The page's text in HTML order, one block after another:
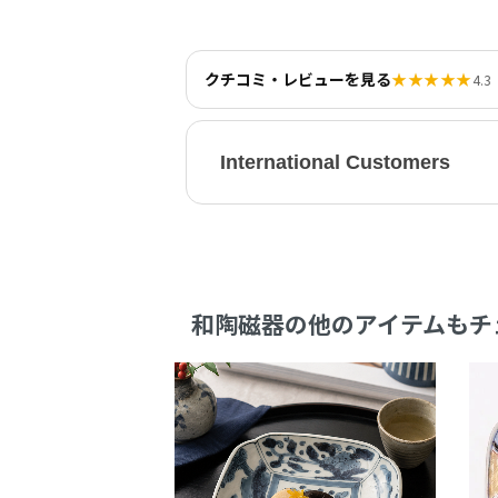
クチコミ・レビューを見る★★★★★4.3
International Customers
和陶磁器の他のアイテムも